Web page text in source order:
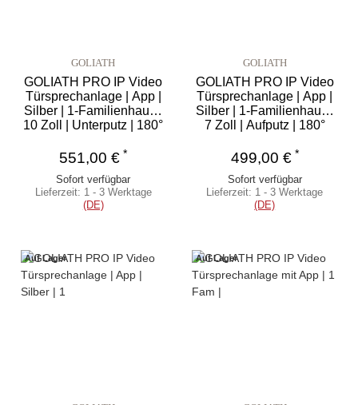
GOLIATH
GOLIATH PRO IP Video
Türsprechanlage | App |
Silber | 1-Familienhaus |
10 Zoll | Unterputz | 180°
551,00 € *
Sofort verfügbar
Lieferzeit: 1 - 3 Werktage
(DE)
GOLIATH
GOLIATH PRO IP Video
Türsprechanlage | App |
Silber | 1-Familienhaus |
7 Zoll | Aufputz | 180°
499,00 €*
Sofort verfügbar
Lieferzeit: 1 - 3 Werktage
(DE)
Auf Lager Auf Lager